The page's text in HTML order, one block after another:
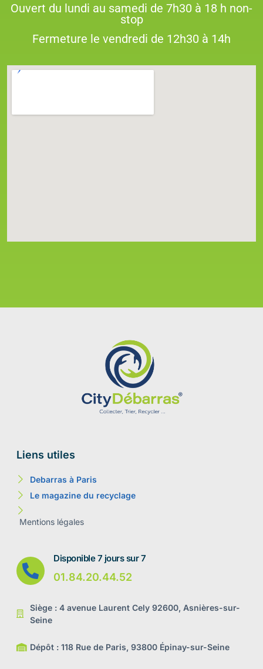
Ouvert du lundi au samedi de 7h30 à 18 h non-
stop
Fermeture le vendredi de 12h30 à 14h
Liens utiles
Debarras à Paris
Le magazine du recyclage
Mentions légales
Disponible 7 jours sur 7
01.84.20.44.52
Siège : 4 avenue Laurent Cely 92600, Asnières-sur-
Seine
Dépôt : 118 Rue de Paris, 93800 Épinay-sur-Seine